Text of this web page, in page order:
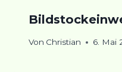
Von Christian 6. Mai